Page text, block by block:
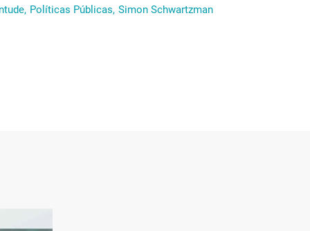
Políticas Públicas, Simon Schwartzman